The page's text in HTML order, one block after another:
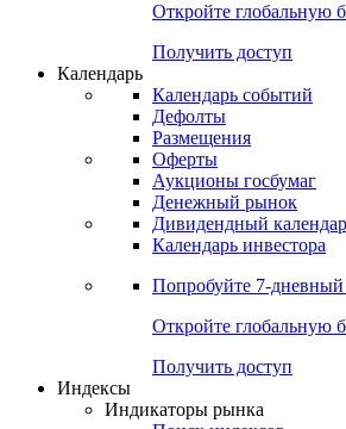
Корпоративные CDS
Попробуйте7-дневный
Откройте глобальную
Получить доступ
Календарь
Календарь событий
Дефолты
Размещения
Оферты
Денежный рынок
Календарь инвестора
Попробуйте7-дневный
Откройте глобальную